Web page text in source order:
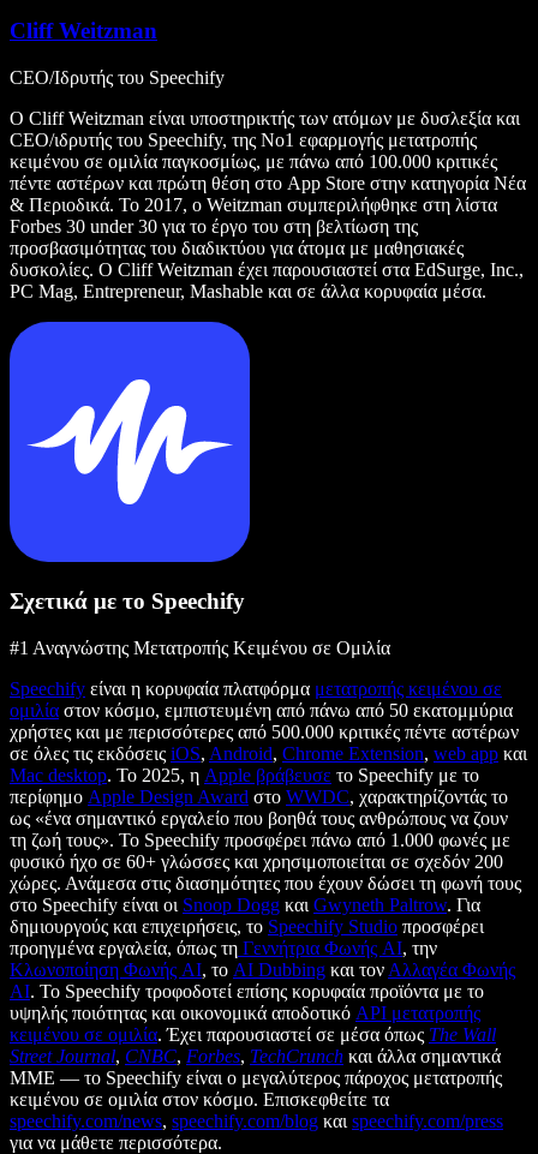
Cliff Weitzman
CEO/Ιδρυτής του Speechify
Ο Cliff Weitzman είναι υποστηρικτής των ατόμων με δυσλεξία και
CEO/ιδρυτής του Speechify, της Νο1 εφαρμογής μετατροπής
κειμένου σε ομιλία παγκοσμίως, με πάνω από 100.000 κριτικές
πέντε αστέρων και πρώτη θέση στο App Store στην κατηγορία Νέα
& Περιοδικά. Το 2017, ο Weitzman συμπεριλήφθηκε στη λίστα
Forbes 30 under 30 για το έργο του στη βελτίωση της
προσβασιμότητας του διαδικτύου για άτομα με μαθησιακές
δυσκολίες. Ο Cliff Weitzman έχει παρουσιαστεί στα EdSurge, Inc.,
PC Mag, Entrepreneur, Mashable και σε άλλα κορυφαία μέσα.
Σχετικά με το Speechify
#1 Αναγνώστης Μετατροπής Κειμένου σε Ομιλία
Speechify είναι η κορυφαία πλατφόρμα μετατροπής κειμένου σε
ομιλία στον κόσμο, εμπιστευμένη από πάνω από 50 εκατομμύρια
χρήστες και με περισσότερες από 500.000 κριτικές πέντε αστέρων
σε όλες τις εκδόσεις iOS, Android, Chrome Extension, web app και
Mac desktop. Το 2025, η Apple βράβευσε το Speechify με το
περίφημο Apple Design Award στο WWDC, χαρακτηρίζοντάς το
ως «ένα σημαντικό εργαλείο που βοηθά τους ανθρώπους να ζουν
τη ζωή τους». Το Speechify προσφέρει πάνω από 1.000 φωνές με
φυσικό ήχο σε 60+ γλώσσες και χρησιμοποιείται σε σχεδόν 200
χώρες. Ανάμεσα στις διασημότητες που έχουν δώσει τη φωνή τους
στο Speechify είναι οι Snoop Dogg και Gwyneth Paltrow. Για
δημιουργούς και επιχειρήσεις, το Speechify Studio προσφέρει
προηγμένα εργαλεία, όπως τη Γεννήτρια Φωνής AI, την
Κλωνοποίηση Φωνής AI, το AI Dubbing και τον Αλλαγέα Φωνής
AI. Το Speechify τροφοδοτεί επίσης κορυφαία προϊόντα με το
υψηλής ποιότητας και οικονομικά αποδοτικό API μετατροπής
κειμένου σε ομιλία. Έχει παρουσιαστεί σε μέσα όπως The Wall
Street Journal, CNBC, Forbes, TechCrunch και άλλα σημαντικά
ΜΜΕ — το Speechify είναι ο μεγαλύτερος πάροχος μετατροπής
κειμένου σε ομιλία στον κόσμο. Επισκεφθείτε τα
speechify.com/news, speechify.com/blog και speechify.com/press
για να μάθετε περισσότερα.